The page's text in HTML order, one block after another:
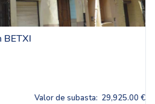
BETXI
Valor de subasta: 29,925.00 €